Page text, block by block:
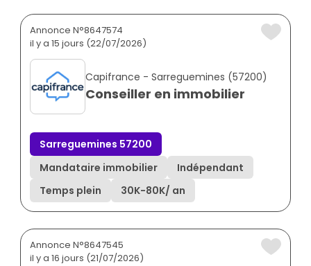
Annonce N°8647574
il y a 15 jours (22/07/2026)
Capifrance - Sarreguemines (57200)
Conseiller en immobilier
Sarreguemines 57200
Mandataire immobilier
Indépendant
Temps plein
30K-80K/ an
Annonce N°8647545
il y a 16 jours (21/07/2026)